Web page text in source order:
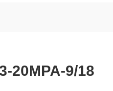
20MPA-9/18